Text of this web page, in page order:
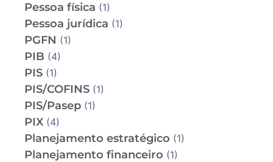
Pessoa física (1)
Pessoa jurídica (1)
PGFN (1)
PIB (4)
PIS (1)
PIS/COFINS (1)
PIS/Pasep (1)
PIX (4)
Planejamento estratégico (1)
Planejamento financeiro (1)